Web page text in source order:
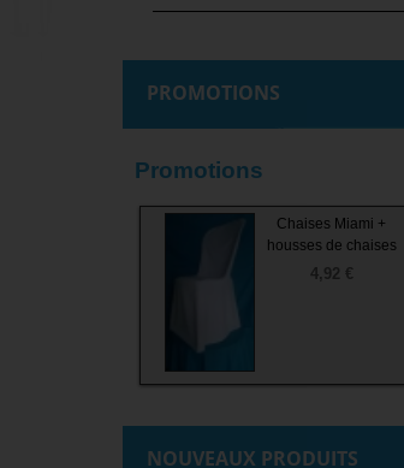
PROMOTIONS
Promotions
Chaises Miami +
housses de chaises
4,92 €
NOUVEAUX PRODUITS